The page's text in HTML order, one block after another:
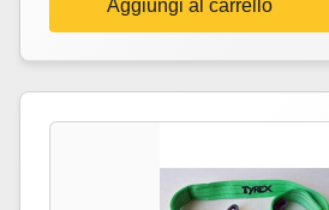
Aggiungi al carrello